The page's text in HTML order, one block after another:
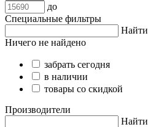
до
Специальные фильтры
Найти
Ничего не найдено
забрать сегодня
в наличии
товары со скидкой
Производители
Найти